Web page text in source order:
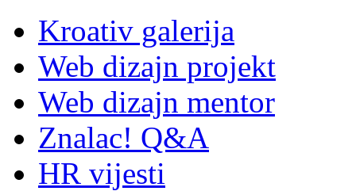
Kroativ galerija
Web dizajn projekt
Web dizajn mentor
Znalac! Q&A
HR vijesti